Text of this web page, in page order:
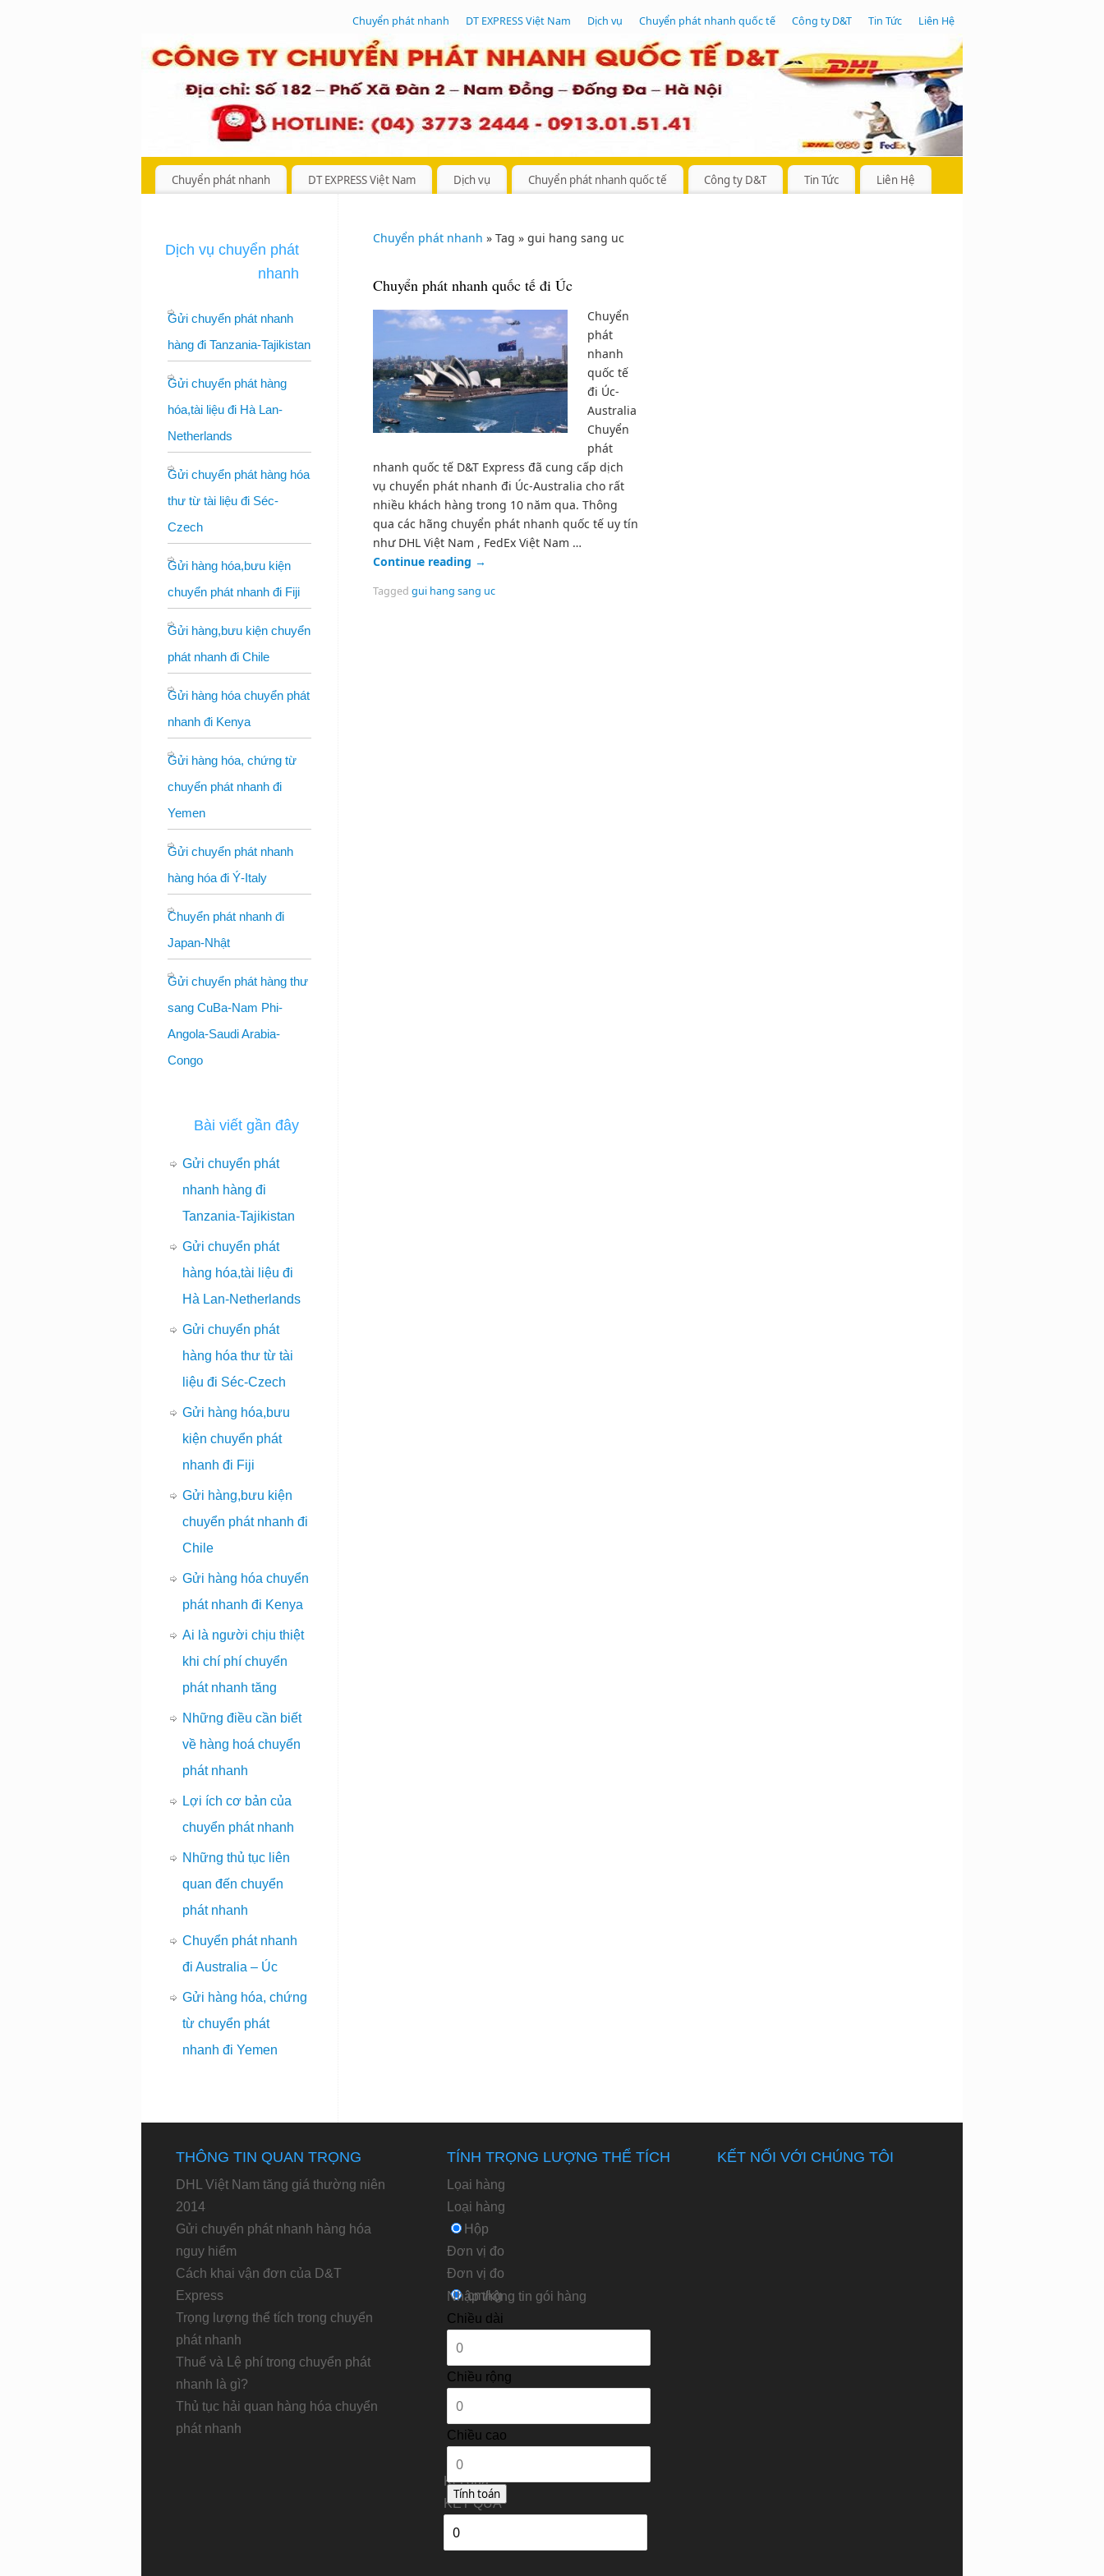
Chuyển phát nhanh DT EXPRESS Việt Nam Dịch vụ Chuyển phát nhanh quốc tế Công ty D&T Tin Tức Liên Hệ
Chuyển phát nhanh DT EXPRESS Việt Nam Dịch vụ Chuyển phát nhanh quốc tế Công ty D&T Tin Tức Liên Hệ
Chuyển phát nhanh » Tag » gui hang sang uc
Chuyển phát nhanh quốc tế đi Úc
Chuyển
phát
nhanh
quốc tế
đi Úc-
Australia
Chuyển
phát
nhanh quốc tế D&T Express đã cung cấp dịch
vụ chuyển phát nhanh đi Úc-Australia cho rất
nhiều khách hàng trong 10 năm qua. Thông
qua các hãng chuyển phát nhanh quốc tế uy tín
như DHL Việt Nam , FedEx Việt Nam …
Continue reading →
Tagged gui hang sang uc
Dịch vụ chuyển phát
nhanh
Gửi chuyển phát nhanh
hàng đi Tanzania-Tajikistan
Gửi chuyển phát hàng
hóa,tài liệu đi Hà Lan-
Netherlands
Gửi chuyển phát hàng hóa
thư từ tài liệu đi Séc-
Czech
Gửi hàng hóa,bưu kiện
chuyển phát nhanh đi Fiji
Gửi hàng,bưu kiện chuyển
phát nhanh đi Chile
Gửi hàng hóa chuyển phát
nhanh đi Kenya
Gửi hàng hóa, chứng từ
chuyển phát nhanh đi
Yemen
Gửi chuyển phát nhanh
hàng hóa đi Ý-Italy
Chuyển phát nhanh đi
Japan-Nhật
Gửi chuyển phát hàng thư
sang CuBa-Nam Phi-
Angola-Saudi Arabia-
Congo
Bài viết gần đây
Gửi chuyển phát
nhanh hàng đi
Tanzania-Tajikistan
Gửi chuyển phát
hàng hóa,tài liệu đi
Hà Lan-Netherlands
Gửi chuyển phát
hàng hóa thư từ tài
liệu đi Séc-Czech
Gửi hàng hóa,bưu
kiện chuyển phát
nhanh đi Fiji
Gửi hàng,bưu kiện
chuyển phát nhanh đi
Chile
Gửi hàng hóa chuyển
phát nhanh đi Kenya
Ai là người chịu thiệt
khi chí phí chuyển
phát nhanh tăng
Những điều cần biết
về hàng hoá chuyển
phát nhanh
Lợi ích cơ bản của
chuyển phát nhanh
Những thủ tục liên
quan đến chuyển
phát nhanh
Chuyển phát nhanh
đi Australia – Úc
Gửi hàng hóa, chứng
từ chuyển phát
nhanh đi Yemen
THÔNG TIN QUAN TRỌNG
DHL Việt Nam tăng giá thường niên
2014
Gửi chuyển phát nhanh hàng hóa
nguy hiểm
Cách khai vận đơn của D&T
Express
Trọng lượng thể tích trong chuyển
phát nhanh
Thuế và Lệ phí trong chuyển phát
nhanh là gì?
Thủ tục hải quan hàng hóa chuyển
phát nhanh
TÍNH TRỌNG LƯỢNG THỂ TÍCH
Lọai hàng
Loại hàng
Hộp
Đơn vị đo
Ðơn vị đo
cm/kg
Nhập thông tin gói hàng
Chiều dài
Chiều rộng
Chiều cao
Kết quả
KẾT QUẢ
KẾT NỐI VỚI CHÚNG TÔI